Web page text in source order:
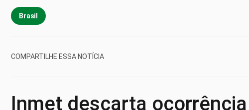
Brasil
COMPARTILHE ESSA NOTÍCIA
Inmet descarta